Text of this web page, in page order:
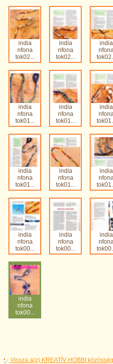
india
nfona
tok02...
india
nfona
tok02...
india
india
nfona
tok01...
india
nfona
tok01...
india
india
nfona
tok01...
india
nfona
tok01...
india
india
nfona
tok00...
india
nfona
tok00...
india
india
nfona
tok00...
Vissza a(z) KREATÍV HOBBI